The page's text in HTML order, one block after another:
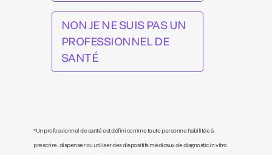
NON JE NE SUIS PAS UN
PROFESSIONNEL DE
SANTÉ
*Un professionnel de santé est défini comme toute personne habilitée à
prescrire, dispenser ou utiliser des dispositifs médicaux de diagnostic in vitro